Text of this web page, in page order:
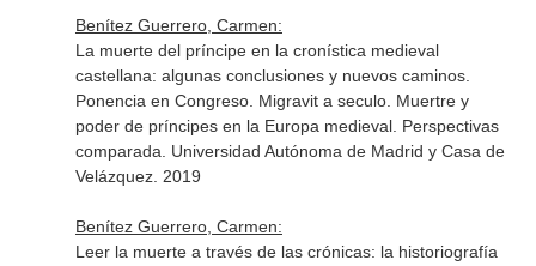
Benítez Guerrero, Carmen:
La muerte del príncipe en la cronística medieval
castellana: algunas conclusiones y nuevos caminos.
Ponencia en Congreso. Migravit a seculo. Muertre y
poder de príncipes en la Europa medieval. Perspectivas
comparada. Universidad Autónoma de Madrid y Casa de
Velázquez. 2019
Benítez Guerrero, Carmen:
Leer la muerte a través de las crónicas: la historiografía